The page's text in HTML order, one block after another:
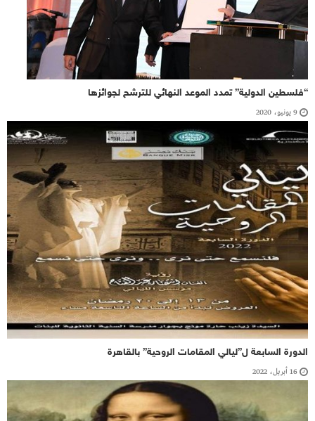
“فلسطين الدولية” تمدد الموعد النهائي للترشح لجوائزها
9 يونيو، 2020
الدورة السابعة ل”ليالي المقامات الروحية” بالقاهرة
16 أبريل، 2022